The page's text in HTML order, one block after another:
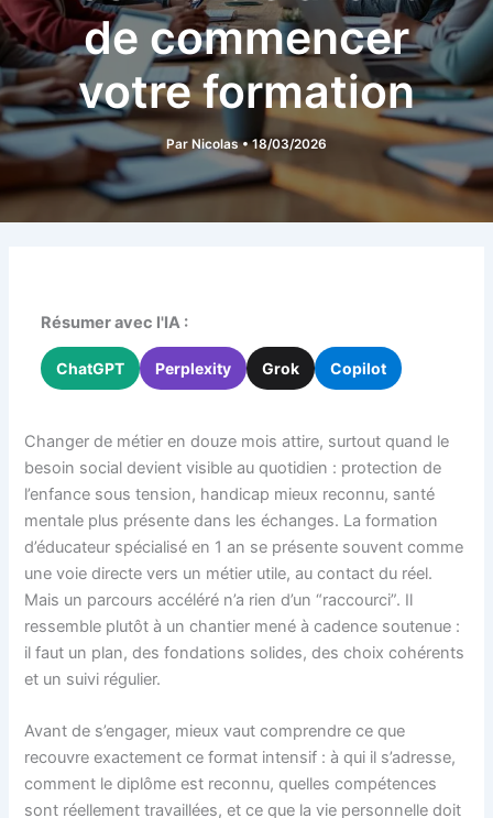
de commencer
votre formation
Par Nicolas•18/03/2026
Résumer avec l'IA :
ChatGPT Perplexity Grok Copilot
Changer de métier en douze mois attire, surtout quand le
besoin social devient visible au quotidien : protection de
l’enfance sous tension, handicap mieux reconnu, santé
mentale plus présente dans les échanges. La formation
d’éducateur spécialisé en 1 an se présente souvent comme
une voie directe vers un métier utile, au contact du réel.
Mais un parcours accéléré n’a rien d’un “raccourci”. Il
ressemble plutôt à un chantier mené à cadence soutenue :
il faut un plan, des fondations solides, des choix cohérents
et un suivi régulier.
Avant de s’engager, mieux vaut comprendre ce que
recouvre exactement ce format intensif : à qui il s’adresse,
comment le diplôme est reconnu, quelles compétences
sont réellement travaillées, et ce que la vie personnelle doit